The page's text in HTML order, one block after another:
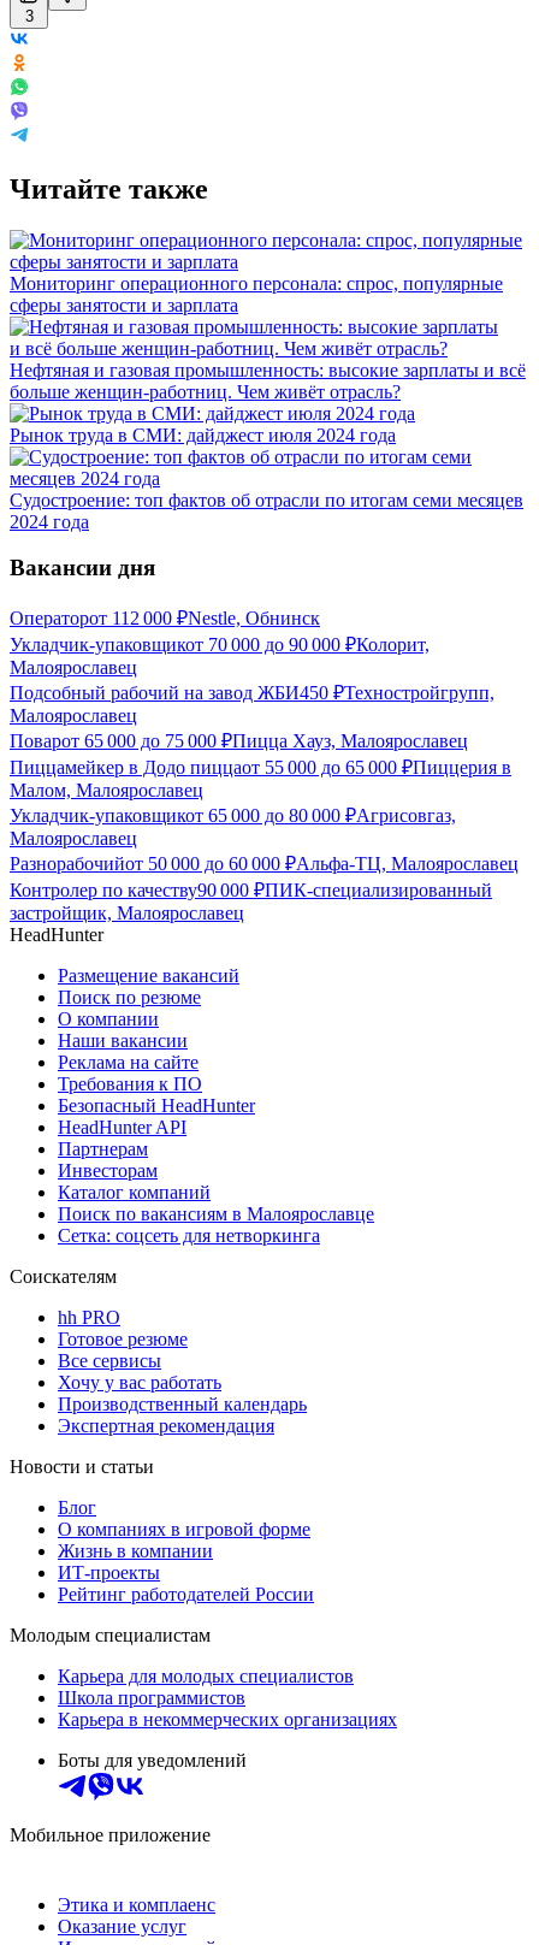
3
Читайте также
Мониторинг операционного персонала: спрос, популярные
сферы занятости и зарплата
Нефтяная и газовая промышленность: высокие зарплаты и всё
больше женщин-работниц. Чем живёт отрасль?
Рынок труда в СМИ: дайджест июля 2024 года
Судостроение: топ фактов об отрасли по итогам семи месяцев
2024 года
Вакансии дня
Операторот 112 000 ₽Nestle, Обнинск
Укладчик-упаковщикот 70 000 до 90 000 ₽Колорит,
Малоярославец
Подсобный рабочий на завод ЖБИ450 ₽Техностройгрупп,
Малоярославец
Поварот 65 000 до 75 000 ₽Пицца Хауз, Малоярославец
Пиццамейкер в Додо пиццаот 55 000 до 65 000 ₽Пиццерия в
Малом, Малоярославец
Укладчик-упаковщикот 65 000 до 80 000 ₽Агрисовгаз,
Малоярославец
Разнорабочийот 50 000 до 60 000 ₽Альфа-ТЦ, Малоярославец
Контролер по качеству90 000 ₽ПИК-специализированный
застройщик, Малоярославец
HeadHunter
Размещение вакансий
Поиск по резюме
О компании
Наши вакансии
Реклама на сайте
Требования к ПО
Безопасный HeadHunter
HeadHunter API
Партнерам
Инвесторам
Каталог компаний
Поиск по вакансиям в Малоярославце
Сетка: соцсеть для нетворкинга
Соискателям
hh PRO
Готовое резюме
Все сервисы
Хочу у вас работать
Производственный календарь
Экспертная рекомендация
Новости и статьи
Блог
О компаниях в игровой форме
Жизнь в компании
ИТ-проекты
Рейтинг работодателей России
Молодым специалистам
Карьера для молодых специалистов
Школа программистов
Карьера в некоммерческих организациях
Боты для уведомлений
Мобильное приложение
Этика и комплаенс
Оказание услуг